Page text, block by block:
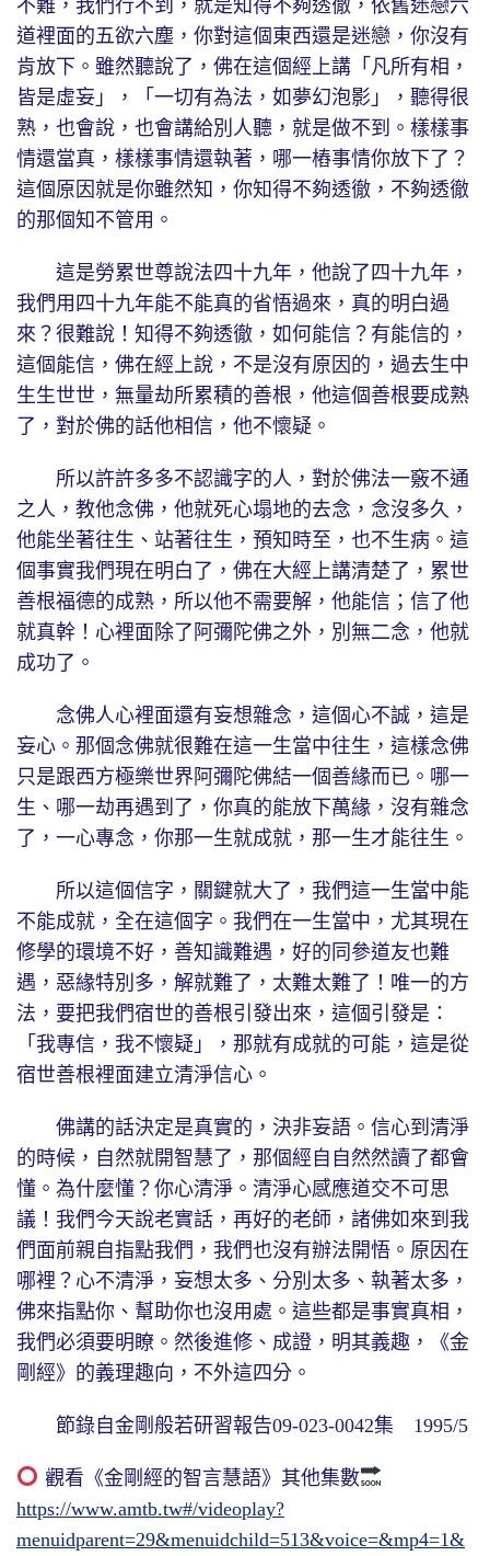
不難，我們行不到，就是知得不夠透徹，依舊迷戀六
道裡面的五欲六塵，你對這個東西還是迷戀，你沒有
肯放下。雖然聽說了，佛在這個經上講「凡所有相，
皆是虛妄」，「一切有為法，如夢幻泡影」，聽得很
熟，也會說，也會講給別人聽，就是做不到。樣樣事
情還當真，樣樣事情還執著，哪一樁事情你放下了？
這個原因就是你雖然知，你知得不夠透徹，不夠透徹
的那個知不管用。
這是勞累世尊說法四十九年，他說了四十九年，
我們用四十九年能不能真的省悟過來，真的明白過
來？很難說！知得不夠透徹，如何能信？有能信的，
這個能信，佛在經上說，不是沒有原因的，過去生中
生生世世，無量劫所累積的善根，他這個善根要成熟
了，對於佛的話他相信，他不懷疑。
所以許許多多不認識字的人，對於佛法一竅不通
之人，教他念佛，他就死心塌地的去念，念沒多久，
他能坐著往生、站著往生，預知時至，也不生病。這
個事實我們現在明白了，佛在大經上講清楚了，累世
善根福德的成熟，所以他不需要解，他能信；信了他
就真幹！心裡面除了阿彌陀佛之外，別無二念，他就
成功了。
念佛人心裡面還有妄想雜念，這個心不誠，這是
妄心。那個念佛就很難在這一生當中往生，這樣念佛
只是跟西方極樂世界阿彌陀佛結一個善緣而已。哪一
生、哪一劫再遇到了，你真的能放下萬緣，沒有雜念
了，一心專念，你那一生就成就，那一生才能往生。
所以這個信字，關鍵就大了，我們這一生當中能
不能成就，全在這個字。我們在一生當中，尤其現在
修學的環境不好，善知識難遇，好的同參道友也難
遇，惡緣特別多，解就難了，太難太難了！唯一的方
法，要把我們宿世的善根引發出來，這個引發是：
「我專信，我不懷疑」，那就有成就的可能，這是從
宿世善根裡面建立清淨信心。
佛講的話決定是真實的，決非妄語。信心到清淨
的時候，自然就開智慧了，那個經自自然然讀了都會
懂。為什麼懂？你心清淨。清淨心感應道交不可思
議！我們今天說老實話，再好的老師，諸佛如來到我
們面前親自指點我們，我們也沒有辦法開悟。原因在
哪裡？心不清淨，妄想太多、分別太多、執著太多，
佛來指點你、幫助你也沒用處。這些都是事實真相，
我們必須要明瞭。然後進修、成證，明其義趣，《金
剛經》的義理趣向，不外這四分。
節錄自金剛般若研習報告09-023-0042集 1995/5
觀看《金剛經的智言慧語》其他集數
https://www.amtb.tw#/videoplay?
menuidparent=29&menuidchild=513&voice=&mp4=1&